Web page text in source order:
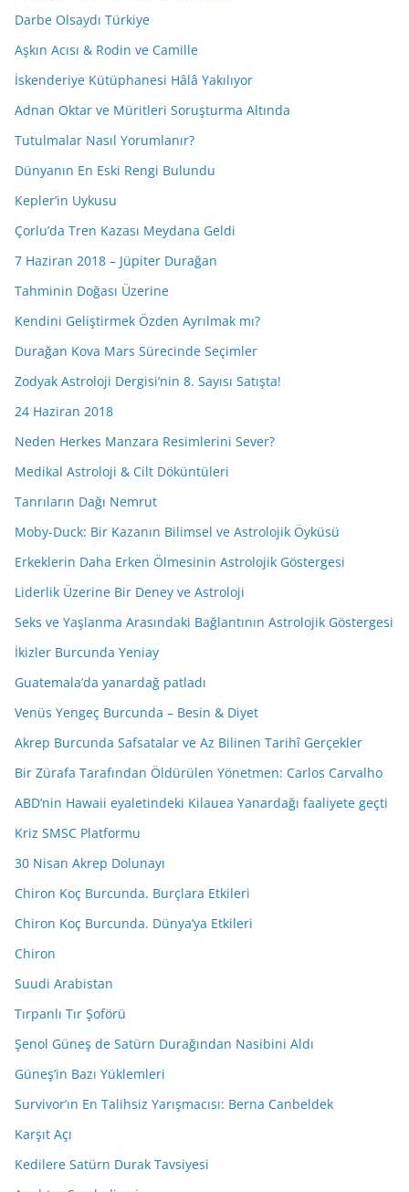
Darbe Olsaydı Türkiye
Aşkın Acısı & Rodin ve Camille
İskenderiye Kütüphanesi Hâlâ Yakılıyor
Adnan Oktar ve Müritleri Soruşturma Altında
Tutulmalar Nasıl Yorumlanır?
Dünyanın En Eski Rengi Bulundu
Kepler’in Uykusu
Çorlu’da Tren Kazası Meydana Geldi
7 Haziran 2018 – Jüpiter Durağan
Tahminin Doğası Üzerine
Kendini Geliştirmek Özden Ayrılmak mı?
Durağan Kova Mars Sürecinde Seçimler
Zodyak Astroloji Dergisi’nin 8. Sayısı Satışta!
24 Haziran 2018
Neden Herkes Manzara Resimlerini Sever?
Medikal Astroloji & Cilt Döküntüleri
Tanrıların Dağı Nemrut
Moby-Duck: Bir Kazanın Bilimsel ve Astrolojik Öyküsü
Erkeklerin Daha Erken Ölmesinin Astrolojik Göstergesi
Liderlik Üzerine Bir Deney ve Astroloji
Seks ve Yaşlanma Arasındaki Bağlantının Astrolojik Göstergesi
İkizler Burcunda Yeniay
Guatemala’da yanardağ patladı
Venüs Yengeç Burcunda – Besin & Diyet
Akrep Burcunda Safsatalar ve Az Bilinen Tarihî Gerçekler
Bir Zürafa Tarafından Öldürülen Yönetmen: Carlos Carvalho
ABD’nin Hawaii eyaletindeki Kilauea Yanardağı faaliyete geçti
Kriz SMSC Platformu
30 Nisan Akrep Dolunayı
Chiron Koç Burcunda. Burçlara Etkileri
Chiron Koç Burcunda. Dünya’ya Etkileri
Chiron
Suudi Arabistan
Tırpanlı Tır Şoförü
Şenol Güneş de Satürn Durağından Nasibini Aldı
Güneş’in Bazı Yüklemleri
Survivor’ın En Talihsiz Yarışmacısı: Berna Canbeldek
Karşıt Açı
Kedilere Satürn Durak Tavsiyesi